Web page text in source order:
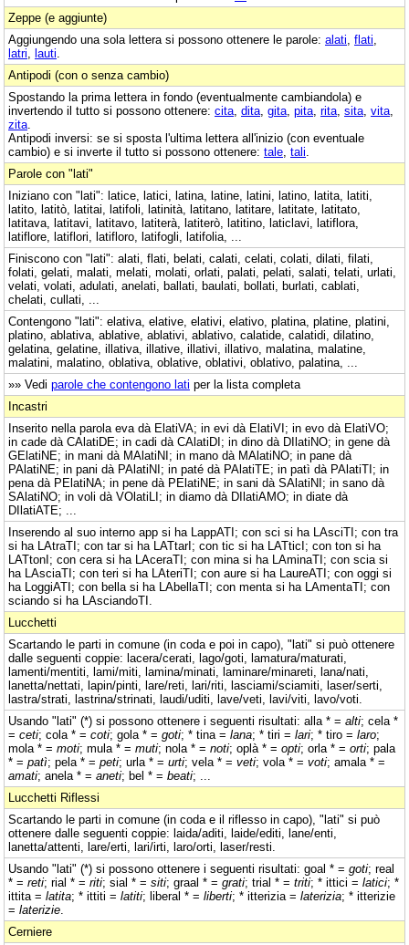
Zeppe (e aggiunte)
Aggiungendo una sola lettera si possono ottenere le parole: alati flati
latri lauti
Antipodi (con o senza cambio)
Spostando la prima lettera in fondo (eventualmente cambiandola) e
invertendo il tutto si possono ottenere: cita dita gita pita rita sita vita
zita
Antipodi inversi: se si sposta l'ultima lettera all'inizio (con eventuale
cambio) e si inverte il tutto si possono ottenere: tale tali
Parole con "lati"
Iniziano con "lati": latice, latici, latina, latine, latini, latino, latita, latiti,
latito, latitò, latitai, latifoli, latinità, latitano, latitare, latitate, latitato,
latitava, latitavi, latitavo, latiterà, latiterò, latitino, laticlavi, latiflora,
latiflore, latiflori, latifloro, latifogli, latifolia, ...
Finiscono con "lati": alati, flati, belati, calati, celati, colati, dilati, filati,
folati, gelati, malati, melati, molati, orlati, palati, pelati, salati, telati, urlati,
velati, volati, adulati, anelati, ballati, baulati, bollati, burlati, cablati,
chelati, cullati, ...
Contengono "lati": elativa, elative, elativi, elativo, platina, platine, platini,
platino, ablativa, ablative, ablativi, ablativo, calatide, calatidi, dilatino,
gelatina, gelatine, illativa, illative, illativi, illativo, malatina, malatine,
malatini, malatino, oblativa, oblative, oblativi, oblativo, palatina, ...
»» Vedi parole che contengono lati per la lista completa
Incastri
Inserito nella parola eva dà ElatiVA; in evi dà ElatiVI; in evo dà ElatiVO;
in cade dà CAlatiDE; in cadi dà CAlatiDI; in dino dà DIlatiNO; in gene dà
GElatiNE; in mani dà MAlatiNI; in mano dà MAlatiNO; in pane dà
PAlatiNE; in pani dà PAlatiNI; in paté dà PAlatiTE; in patì dà PAlatiTI; in
pena dà PElatiNA; in pene dà PElatiNE; in sani dà SAlatiNI; in sano dà
SAlatiNO; in voli dà VOlatiLI; in diamo dà DIlatiAMO; in diate dà
DIlatiATE; ...
Inserendo al suo interno app si ha LappATI; con sci si ha LAsciTI; con tra
si ha LAtraTI; con tar si ha LATtarI; con tic si ha LATticI; con ton si ha
LATtonI; con cera si ha LAceraTI; con mina si ha LAminaTI; con scia si
ha LAsciaTI; con teri si ha LAteriTI; con aure si ha LaureATI; con oggi si
ha LoggiATI; con bella si ha LAbellaTI; con menta si ha LAmentaTI; con
sciando si ha LAsciandoTI.
Lucchetti
Scartando le parti in comune (in coda e poi in capo), "lati" si può ottenere
dalle seguenti coppie: lacera/cerati, lago/goti, lamatura/maturati,
lamenti/mentiti, lami/miti, lamina/minati, laminare/minareti, lana/nati,
lanetta/nettati, lapin/pinti, lare/reti, lari/riti, lasciami/sciamiti, laser/serti,
lastra/strati, lastrina/strinati, laudi/uditi, lave/veti, lavi/viti, lavo/voti.
Usando "lati" (*) si possono ottenere i seguenti risultati: alla * = alti; cela *
= ceti; cola * = coti; gola * = goti; * tina = lana; * tiri = lari; * tiro = laro;
mola * = moti; mula * = muti; nola * = noti; oplà * = opti; orla * = orti; pala
* = patì; pela * = peti; urla * = urti; vela * = veti; vola * = voti; amala * =
amati; anela * = aneti; bel * = beati; ...
Lucchetti Riflessi
Scartando le parti in comune (in coda e il riflesso in capo), "lati" si può
ottenere dalle seguenti coppie: laida/aditi, laide/editi, lane/enti,
lanetta/attenti, lare/erti, lari/irti, laro/orti, laser/resti.
Usando "lati" (*) si possono ottenere i seguenti risultati: goal * = goti; real
* = reti; rial * = riti; sial * = siti; graal * = grati; trial * = triti; * ittici = latici; *
ittita = latita; * ittiti = latiti; liberal * = liberti; * itterizia = laterizia; * itterizie
= laterizie
Cerniere